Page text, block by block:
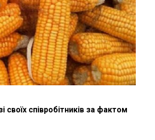
співробітників за фактом